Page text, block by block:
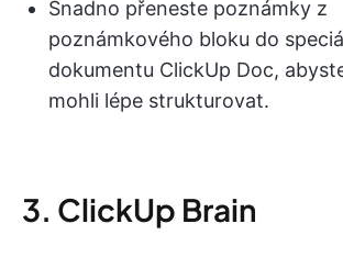
Snadno přeneste poznámky z
poznámkového bloku do
dokumentu ClickUp Doc,
mohli lépe strukturovat.
3. ClickUp Brain